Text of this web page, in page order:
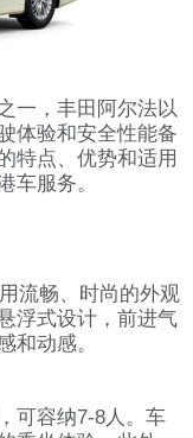
一，丰田阿尔法以
体验和安全性能备
特点、优势和适用
车服务。
流畅、时尚的外观
浮式设计，前进气
和动感。
可容纳7-8人。车